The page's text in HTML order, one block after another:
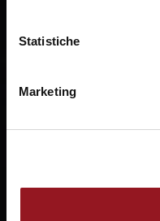
Statistiche
Marketing